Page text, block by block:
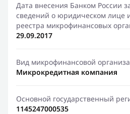
Дата внесения Банком России
сведений о юридическом лице
реестра микрофинансовых
29.09.2017
Вид микрофинансовой
Микрокредитная компания
Основной государственный
1145247000535